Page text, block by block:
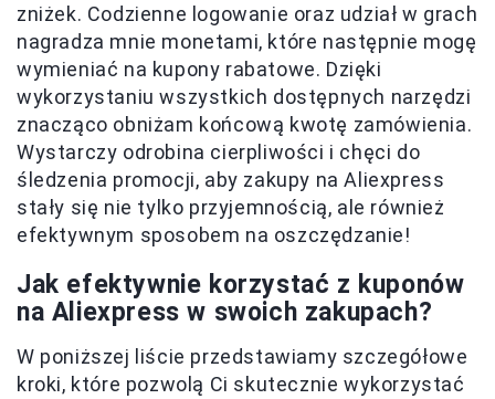
zniżek. Codzienne logowanie oraz udział w grach
nagradza mnie monetami, które następnie mogę
wymieniać na kupony rabatowe. Dzięki
wykorzystaniu wszystkich dostępnych narzędzi
znacząco obniżam końcową kwotę zamówienia.
Wystarczy odrobina cierpliwości i chęci do
śledzenia promocji, aby zakupy na Aliexpress
stały się nie tylko przyjemnością, ale również
efektywnym sposobem na oszczędzanie!
Jak efektywnie korzystać z kuponów
na Aliexpress w swoich zakupach?
W poniższej liście przedstawiamy szczegółowe
kroki, które pozwolą Ci skutecznie wykorzystać